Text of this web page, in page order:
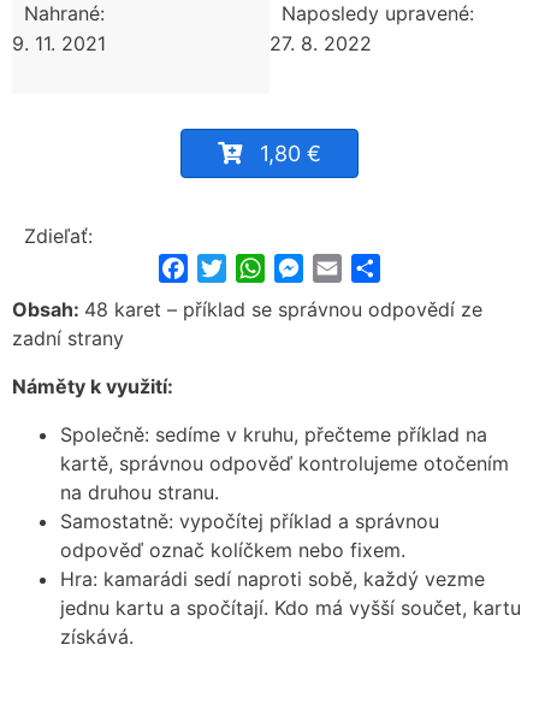
Nahrané:
9. 11. 2021
Naposledy upravené:
27. 8. 2022
1,80 €
Zdieľať:
FacebookTwitterWhatsApp
Messenger
Email
Obsah: 48 karet – příklad se správnou odpovědí ze
zadní strany
Náměty k využití:
Společně: sedíme v kruhu, přečteme příklad na
kartě, správnou odpověď kontrolujeme otočením
na druhou stranu.
Samostatně: vypočítej příklad a správnou
odpověď označ kolíčkem nebo fixem.
Hra: kamarádi sedí naproti sobě, každý vezme
jednu kartu a spočítají. Kdo má vyšší součet, kartu
získává.